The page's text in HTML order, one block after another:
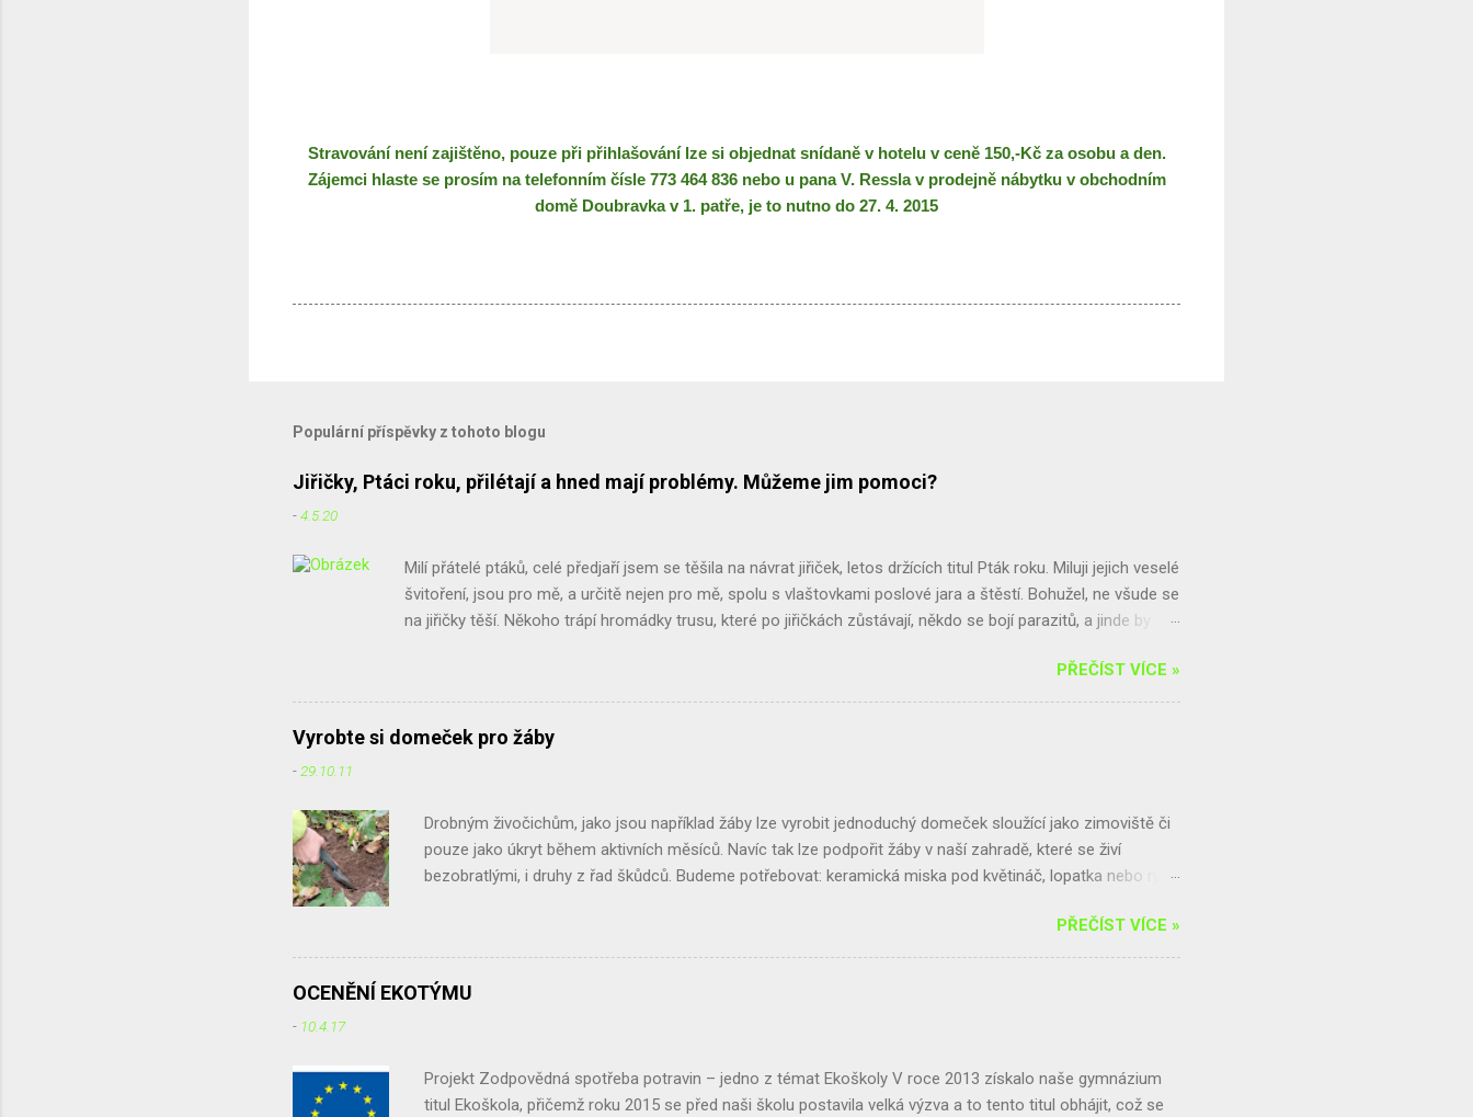
Stravování není zajištěno, pouze při přihlašování lze si objednat snídaně v hotelu v ceně 150,-Kč zaosobu a den.
Zájemci hlaste se prosím na telefonním čísle 773 464 836 nebo u pana V. Resslav prodejně nábytku v obchodním
domě Doubravka v 1. patře, je to nutno do 27. 4. 2015
Populární příspěvky z tohoto blogu
Jiřičky, Ptáci roku, přilétají a hned mají problémy. Můžeme jim pomoci?
-4.5.20
Milí přátelé ptáků, celé předjaří jsem se těšila na návrat jiřiček, letos držících titul Pták roku. Miluji jejich veselé
švitoření, jsou pro mě, a určitě nejen pro mě, spolu s vlaštovkami poslové jara a štěstí. Bohužel, ne všude se
na jiřičky těší. Někoho trápí hromádky trusu, které po jiřičkách zůstávají, někdo se bojí parazitů, a jinde by
nedrží. Chtěla bych vás poprosit: buďte k jiřičkám tolerantní, všímejte si jich a máte-li s nimi problémy,
zkuste je vyřešit, třeba i s našimi návody. Právě v rámci kampaně Pták roku 2020 jsme pro vás připravili
množství informací a budeme vděčni za jejich šíření. ČASOPIS PTÁK ROKU 2020 Přečtěte si speciál
časopisu Ptačí svět Pták roku 2020 - jiřička obecná , kde o jiřičkách zjistíte mraky informací, včetně toho,
PŘEČÍST VÍCE »
Vyrobte si domeček pro žáby
-29.10.11
Drobným živočichům, jako jsou například žáby lze vyrobit jednoduchý domeček sloužící jako zimoviště či
pouze jako úkryt během aktivních měsíců. Navíc tak lze podpořit žáby v naší zahradě, které se živí
bezobratlými, i druhy z řad škůdců. Budeme potřebovat: keramická miska pod květináč, lopatka nebo rýč,
vodních ploch nebo vlhkých stanovišť vykopeme menší jamku.Na dno lze dát trochu hrabanky. Jamku
zakryjeme keramickou miskou, tak, aby malá odkrytá část fungovala jako vchod. Celý domeček můžeme
přikrýt větvemi, listím či kůrou. Žabí domeček lze také vyrobit z květináče podle tohoto postupu: Budeme
PŘEČÍST VÍCE »
OCENĚNÍ EKOTÝMU
- 10.4.17
Projekt Zodpovědná spotřeba potravin – jedno z témat Ekoškoly V roce 2013 získalo naše gymnázium
titul Ekoškola, přičemž roku 2015 se před naši školu postavila velká výzva a to tento titul obhájit, což se